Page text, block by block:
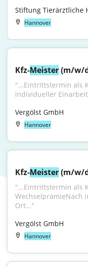
Stiftung Tierärztliche
Hannover
Kfz-Meister (m/w/
"...Eintrittstermin als
individueller
Vergölst GmbH
Hannover
Kfz-Meister (m/w/
"...Eintrittstermin als
WechselprämieNach
Ort..."
Vergölst GmbH
Hannover